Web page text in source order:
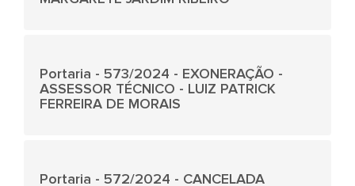
Portaria - 573/2024 - EXONERAÇÃO -
ASSESSOR TÉCNICO - LUIZ PATRICK
FERREIRA DE MORAIS
Portaria - 572/2024 - CANCELADA